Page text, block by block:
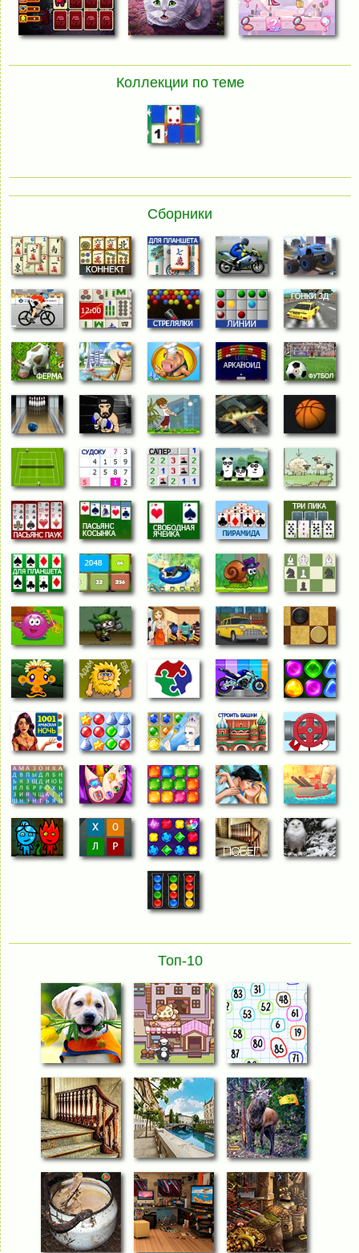
Коллекции по теме
Сборники
Топ-10